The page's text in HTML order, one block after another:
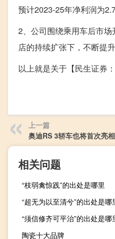
预计2023-25年净利润为
2、公司围绕乘用车后市
店的持续扩张下，不断提
以上就是关于【民生证券
上一篇
奥迪RS 3轿车也将首次亮
相关问题
“枝弱禽惊践”的出处是哪里
“超无为以至清兮”的出处是哪
“须信修齐可平治”的出处是哪
陶瓷十大品牌